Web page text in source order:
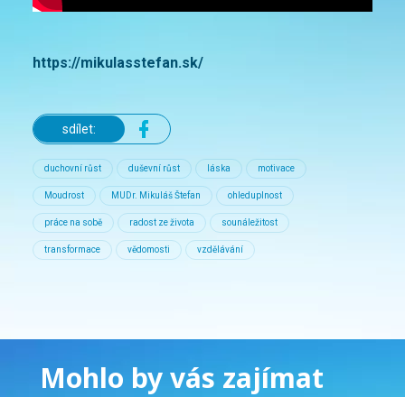
https://mikulasstefan.sk/
sdílet:
duchovní růst duševní růst láska motivace
Moudrost MUDr. Mikuláš Štefan ohleduplnost
práce na sobě radost ze života sounáležitost
transformace vědomosti vzdělávání
Mohlo by vás zajímat